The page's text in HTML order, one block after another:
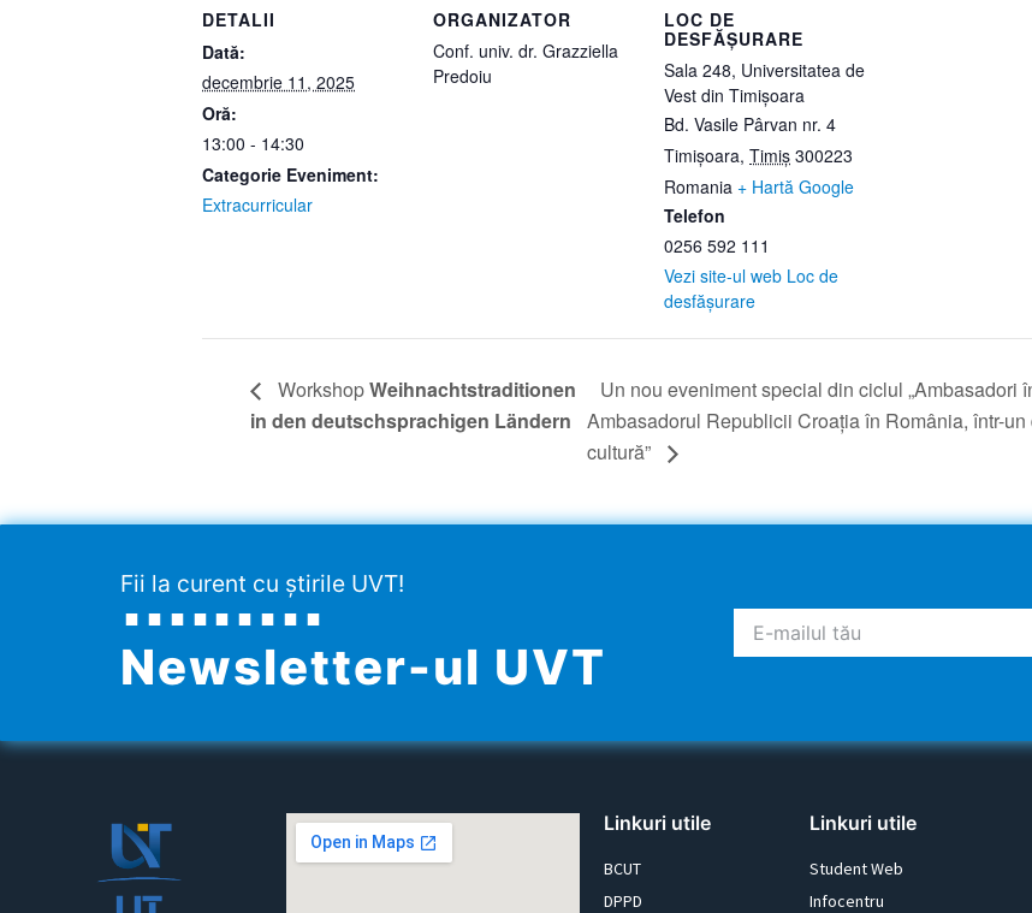
DETALII
Dată:
decembrie 11, 2025
Oră:
13:00 - 14:30
Categorie Eveniment:
Extracurricular
ORGANIZATOR
Conf. univ. dr. Grazziella
Predoiu
LOC DE
DESFĂȘURARE
Sala 248, Universitatea de
Vest din Timișoara
Bd. Vasile Pârvan nr. 4
Timișoara, Timiș 300223
Romania + Hartă Google
Telefon
0256 592 111
Vezi site-ul web Loc de
desfășurare
WorkshopWeihnachtstraditionen
in den deutschsprachigen Ländern
Un nou eveniment special din ciclul „Ambasadori
Ambasadorul Republicii Croația în România, într-
cultură”
Fii la curent cu știrile UVT!
Newsletter-ul UVT
Linkuri utile
BCUT
DPPD
Linkuri utile
Student Web
Infocentru